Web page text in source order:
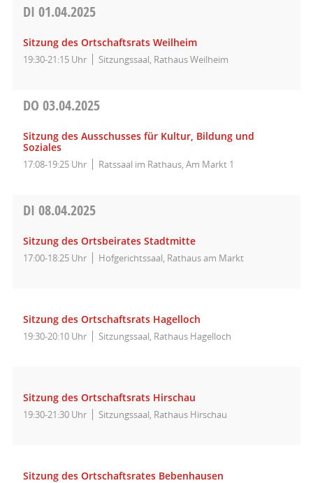
DI 01.04.2025
Sitzung des Ortschaftsrats Weilheim
19:30-21:15 Uhr Sitzungssaal, Rathaus Weilheim
DO 03.04.2025
Sitzung des Ausschusses für Kultur, Bildung und
Soziales
17:08-19:25 Uhr Ratssaal im Rathaus, Am Markt 1
DI 08.04.2025
Sitzung des Ortsbeirates Stadtmitte
17:00-18:25 Uhr Hofgerichtssaal, Rathaus am Markt
Sitzung des Ortschaftsrats Hagelloch
19:30-20:10 Uhr Sitzungssaal, Rathaus Hagelloch
Sitzung des Ortschaftsrats Hirschau
19:30-21:30 Uhr Sitzungssaal, Rathaus Hirschau
Sitzung des Ortschaftsrates Bebenhausen